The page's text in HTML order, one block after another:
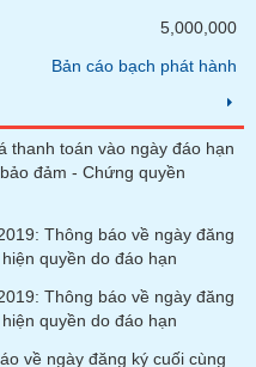
5,000,000
Bản cáo bạch phát hành
thanh toán vào ngày đáo hạn
đảm - Chứng quyền
Thông báo về ngày đăng
quyền do đáo hạn
Thông báo về ngày đăng
quyền do đáo hạn
về ngày đăng ký cuối cùng